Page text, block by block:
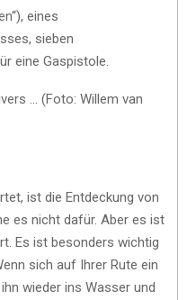
eines
sieben
eine Gaspistole.
… (Foto: Willem van
ist die Entdeckung von
es nicht dafür. Aber es ist
Es ist besonders wichtig
sich auf Ihrer Rute ein
wieder ins Wasser und